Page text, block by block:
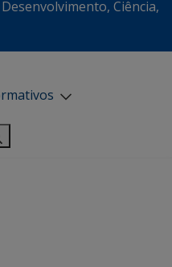
Ciência,